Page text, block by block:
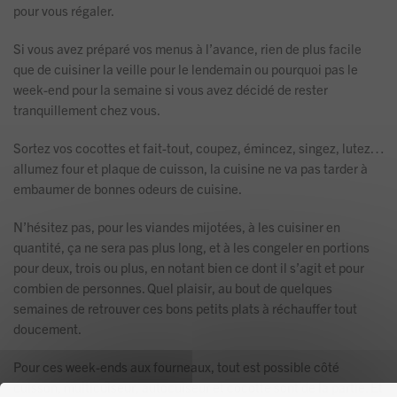
pour vous régaler.
Si vous avez préparé vos menus à l’avance, rien de plus facile
que de cuisiner la veille pour le lendemain ou pourquoi pas le
week-end pour la semaine si vous avez décidé de rester
tranquillement chez vous.
Sortez vos cocottes et fait-tout, coupez, émincez, singez, lutez…
allumez four et plaque de cuisson, la cuisine ne va pas tarder à
embaumer de bonnes odeurs de cuisine.
N’hésitez pas, pour les viandes mijotées, à les cuisiner en
quantité, ça ne sera pas plus long, et à les congeler en portions
pour deux, trois ou plus, en notant bien ce dont il s’agit et pour
combien de personnes. Quel plaisir, au bout de quelques
semaines de retrouver ces bons petits plats à réchauffer tout
doucement.
Pour ces week-ends aux fourneaux, tout est possible côté
cuisson, multicuiseur, autocuiseur et cocotte sont de la partie. Et